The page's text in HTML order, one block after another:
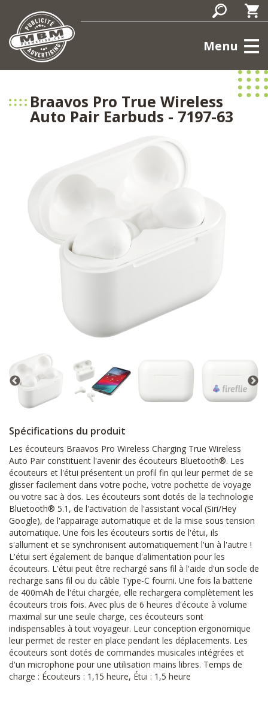
Menu
Braavos Pro True Wireless
Auto Pair Earbuds - 7197-63
Spécifications du produit
Les écouteurs Braavos Pro Wireless Charging True Wireless
Auto Pair constituent l'avenir des écouteurs Bluetooth®. Les
écouteurs et l'étui présentent un profil fin qui leur permet de se
glisser facilement dans votre poche, votre pochette de voyage
ou votre sac à dos. Les écouteurs sont dotés de la technologie
Bluetooth® 5.1, de l'activation de l'assistant vocal (Siri/Hey
Google), de l'appairage automatique et de la mise sous tension
automatique. Une fois les écouteurs sortis de l'étui, ils
s'allument et se synchronisent automatiquement l'un à l'autre !
L'étui sert également de banque d'alimentation pour les
écouteurs. L'étui peut être rechargé sans fil à l'aide d'un socle de
recharge sans fil ou du câble Type-C fourni. Une fois la batterie
de 400mAh de l'étui chargée, elle rechargera complètement les
écouteurs trois fois. Avec plus de 6 heures d'écoute à volume
maximal sur une seule charge, ces écouteurs sont
indispensables à tout voyageur. Leur conception ergonomique
leur permet de rester en place pendant les déplacements. Les
écouteurs sont dotés de commandes musicales intégrées et
d'un microphone pour une utilisation mains libres. Temps de
charge : Écouteurs : 1,15 heure, Étui : 1,5 heure